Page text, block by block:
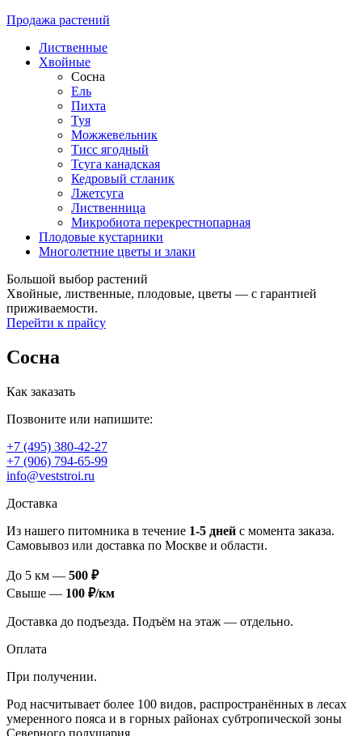
Продажа растений
Лиственные
Хвойные
Сосна
Ель
Пихта
Туя
Можжевельник
Тисс ягодный
Тсуга канадская
Кедровый стланик
Лжетсуга
Лиственница
Микробиота перекрестнопарная
Плодовые кустарники
Многолетние цветы и злаки
Большой выбор растений
Хвойные, лиственные, плодовые, цветы — с гарантией
приживаемости.
Перейти к прайсу
Сосна
Как заказать
Позвоните или напишите:
+7 (495) 380-42-27
+7 (906) 794-65-99
info@veststroi.ru
Доставка
Из нашего питомника в течение 1‑5 дней с момента заказа.
Самовывоз или доставка по Москве и области.
До 5 км — 500 ₽
Свыше — 100 ₽/км
Доставка до подъезда. Подъём на этаж — отдельно.
Оплата
При получении.
Род насчитывает более 100 видов, распространённых в лесах
умеренного пояса и в горных районах субтропической зоны
Северного полушария.